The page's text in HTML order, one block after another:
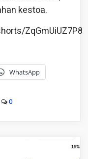
kestoa.
ZqGmUiUZ7P8
WhatsApp
0